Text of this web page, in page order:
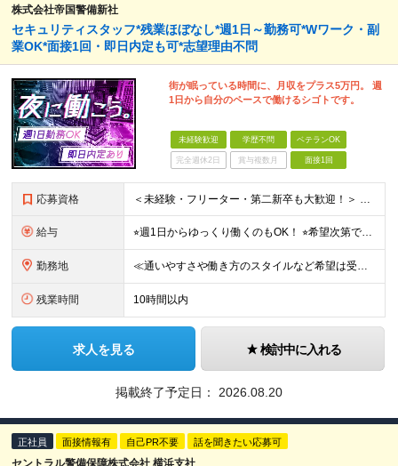
株式会社帝国警備新社
セキュリティスタッフ*残業ほぼなし*週1日～勤務可*Wワーク・副
業OK*面接1回・即日内定も可*志望理由不問
街が眠っている時間に、月収をプラス5万円。 週
1日から自分のペースで働けるシゴトです。
未経験歓迎 学歴不問 ベテランOK
完全週休2日 賞与複数月 面接1回
応募資格 ＜未経験・フリーター・第二新卒も大歓迎！＞ ※学歴不問 ★堅苦しい志望動機は必要なし！ ★コミュ力に自信がなくてもOK！ ★特別な資格や専門知識は必要ありません！ 【こんな想いをお持ちの方はぜひ
給与 ⭐︎週1日からゆっくり働くのもOK！ ⭐︎希望次第で収入UPも可能！ 当務（当直）／日給21,450円～24,700円 長夜勤／日給13,650円～15,275円 ※支給方法※ 15日締め、25日
勤務地 ≪通いやすさや働き方のスタイルなど希望は受け入れます！》 ★転居を伴う転勤なし ★直行直帰が基本 ★駅チカ・オープニング案件も多数 ・希望に応じて東京都内近郊、ほか神奈川・千葉・埼玉も含め、配属先を
残業時間 10時間以内
求人を見る 検討中に入れる
掲載終了予定日： 2026.08.20
正社員 面接情報有 自己PR不要 話を聞きたい応募可
セントラル警備保障株式会社 横浜支社